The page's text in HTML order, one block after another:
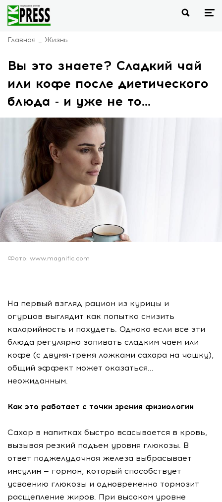
Главная Жизнь
Вы это знаете? Сладкий чай
или кофе после диетического
блюда - и уже не то...
Фото: www.magnific.com
На первый взгляд рацион из курицы и
огурцов выглядит как попытка снизить
калорийность и похудеть. Однако если все эти
блюда регулярно запивать сладким чаем или
кофе (с двумя-тремя ложками сахара на чашку),
общий эффект может оказаться...
неожиданным.
Как это работает с точки зрения физиологии
Сахар в напитках быстро всасывается в кровь,
вызывая резкий подъем уровня глюкозы. В
ответ поджелудочная железа выбрасывает
инсулин — гормон, который способствует
усвоению глюкозы и одновременно тормозит
расщепление жиров. При высоком уровне